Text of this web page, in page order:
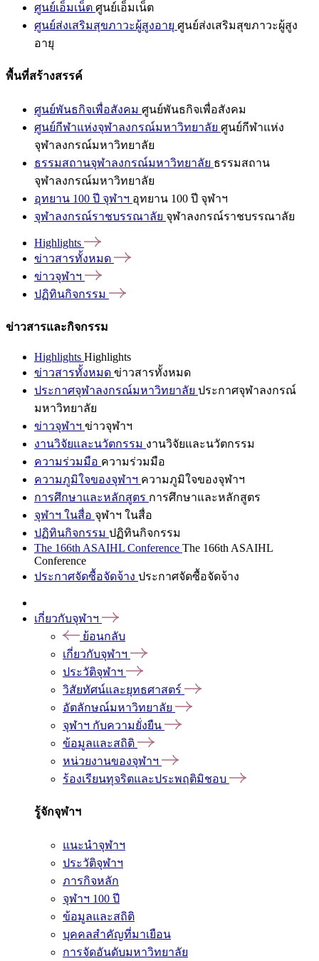
ศูนย์เอ็มเน็ต ศูนย์เอ็มเน็ต
ศูนย์ส่งเสริมสุขภาวะผู้สูงอายุ ศูนย์ส่งเสริมสุขภาวะผู้สูง
อายุ
พื้นที่สร้างสรรค์
ศูนย์พันธกิจเพื่อสังคม ศูนย์พันธกิจเพื่อสังคม
ศูนย์กีฬาแห่งจุฬาลงกรณ์มหาวิทยาลัย ศูนย์กีฬาแห่ง
จุฬาลงกรณ์มหาวิทยาลัย
ธรรมสถานจุฬาลงกรณ์มหาวิทยาลัย ธรรมสถาน
จุฬาลงกรณ์มหาวิทยาลัย
อุทยาน 100 ปี จุฬาฯ อุทยาน 100 ปี จุฬาฯ
จุฬาลงกรณ์ราชบรรณาลัย จุฬาลงกรณ์ราชบรรณาลัย
Highlights
ข่าวสารทั้งหมด
ข่าวจุฬาฯ
ปฏิทินกิจกรรม
ข่าวสารและกิจกรรม
Highlights Highlights
ข่าวสารทั้งหมด ข่าวสารทั้งหมด
ประกาศจุฬาลงกรณ์มหาวิทยาลัย ประกาศจุฬาลงกรณ์
มหาวิทยาลัย
ข่าวจุฬาฯ ข่าวจุฬาฯ
งานวิจัยและนวัตกรรม งานวิจัยและนวัตกรรม
ความร่วมมือ ความร่วมมือ
ความภูมิใจของจุฬาฯ ความภูมิใจของจุฬาฯ
การศึกษาและหลักสูตร การศึกษาและหลักสูตร
จุฬาฯ ในสื่อ จุฬาฯ ในสื่อ
ปฏิทินกิจกรรม ปฏิทินกิจกรรม
The 166th ASAIHL Conference The 166th ASAIHL
Conference
ประกาศจัดซื้อจัดจ้าง ประกาศจัดซื้อจัดจ้าง
เกี่ยวกับจุฬาฯ
ย้อนกลับ
เกี่ยวกับจุฬาฯ
ประวัติจุฬาฯ
วิสัยทัศน์และยุทธศาสตร์
อัตลักษณ์มหาวิทยาลัย
จุฬาฯ กับความยั่งยืน
ข้อมูลและสถิติ
หน่วยงานของจุฬาฯ
ร้องเรียนทุจริตและประพฤติมิชอบ
รู้จักจุฬาฯ
แนะนำจุฬาฯ
ประวัติจุฬาฯ
ภารกิจหลัก
จุฬาฯ 100 ปี
ข้อมูลและสถิติ
บุคคลสำคัญที่มาเยือน
การจัดอันดับมหาวิทยาลัย